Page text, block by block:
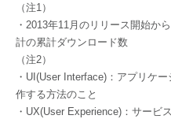
（注1）
・2013年11月のリリース開始か
計の累計ダウンロード数
（注2）
・UI(User Interface)：アプリケ
作する方法のこと
・UX(User Experience)：サービ